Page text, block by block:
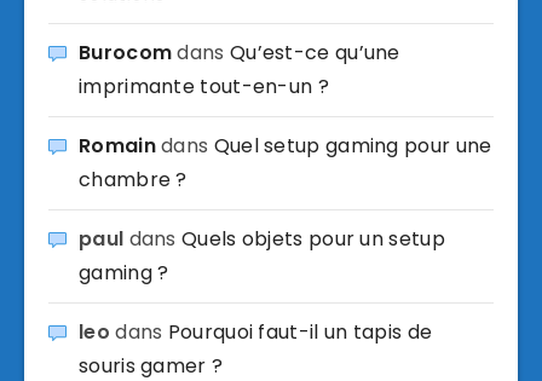
Burocomdans Qu’est-ce qu’une
imprimante tout-en-un ?
Romaindans Quel setup gaming pour une
chambre ?
paul dansQuels objets pour un setup
gaming ?
leo dans Pourquoi faut-il un tapis de
souris gamer ?